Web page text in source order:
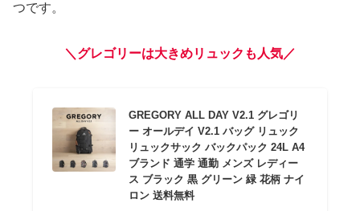
つです。
＼グレゴリーは大きめリュックも人気／
GREGORY ALL DAY V2.1 グレゴリ
ー オールデイ V2.1 バッグ リュック
リュックサック バックパック 24L A4
ブランド 通学 通勤 メンズ レディー
ス ブラック 黒 グリーン 緑 花柄 ナイ
ロン 送料無料